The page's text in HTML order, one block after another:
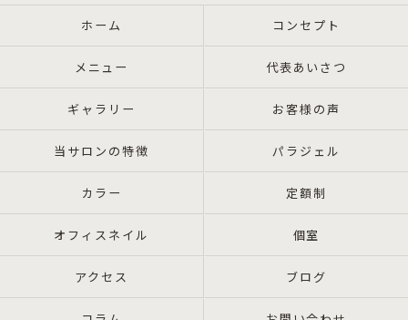
ホーム コンセプト
メニュー 代表あいさつ
ギャラリー お客様の声
当サロンの特徴 パラジェル
カラー 定額制
オフィスネイル 個室
アクセス ブログ